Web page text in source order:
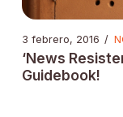
3 febrero, 2016 /
‘News
Guidebook!